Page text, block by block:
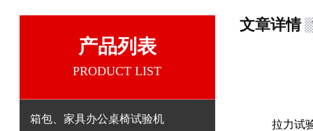
产品列表
PRODUCT LIST
箱包、家具办公桌椅试验机
文章详情
拉力试